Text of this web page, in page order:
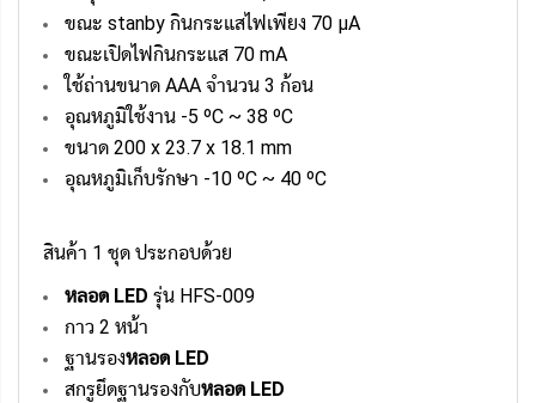
ขณะ stanby กินกระแสไฟเพียง 70 µA
ขณะเปิดไฟกินกระแส 70 mA
ใช้ถ่านขนาด AAA จำนวน 3 ก้อน
อุณหภูมิใช้งาน -5 ºC ~ 38 ºC
ขนาด 200 x 23.7 x 18.1 mm
อุณหภูมิเก็บรักษา -10 ºC ~ 40 ºC
สินค้า 1 ชุด ประกอบด้วย
หลอด LED รุ่น HFS-009
กาว 2 หน้า
ฐานรองหลอด LED
สกรูยึดฐานรองกับหลอด LED